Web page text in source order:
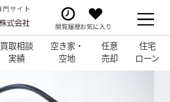
買取相談
実績
空き家・
空地
任意
売却
住宅
ローン